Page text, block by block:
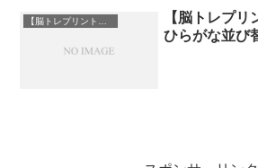
【脳トレプリント】ひらがな並び替え
【脳トレプリ
ひらがな並び